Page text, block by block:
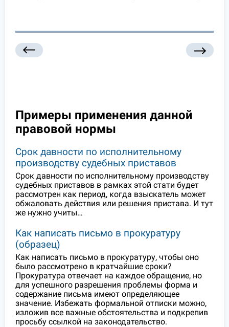
Примеры применения данной
правовой нормы
Срок давности по исполнительному
производству судебных приставов
Срок давности по исполнительному производству
судебных приставов в рамках этой стати будет
рассмотрен как период, когда взыскатель может
обжаловать действия или решения пристава. И тут
же нужно учиты…
Как написать письмо в прокуратуру
(образец)
Как написать письмо в прокуратуру, чтобы оно
было рассмотрено в кратчайшие сроки?
Прокуратура отвечает на каждое обращение, но
для успешного разрешения проблемы форма и
содержание письма имеют определяющее
значение. Избежать формальной отписки можно,
изложив все важные обстоятельства и подкрепив
просьбу ссылкой на законодательство.